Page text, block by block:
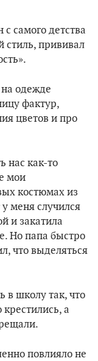
самого детства
стиль, прививал
одежде
фактур,
цветов и про
нас как-то
мои
костюмах из
меня случился
и закатила
Но папа быстро
что выделяться
в школу так, что
а
повлияло не